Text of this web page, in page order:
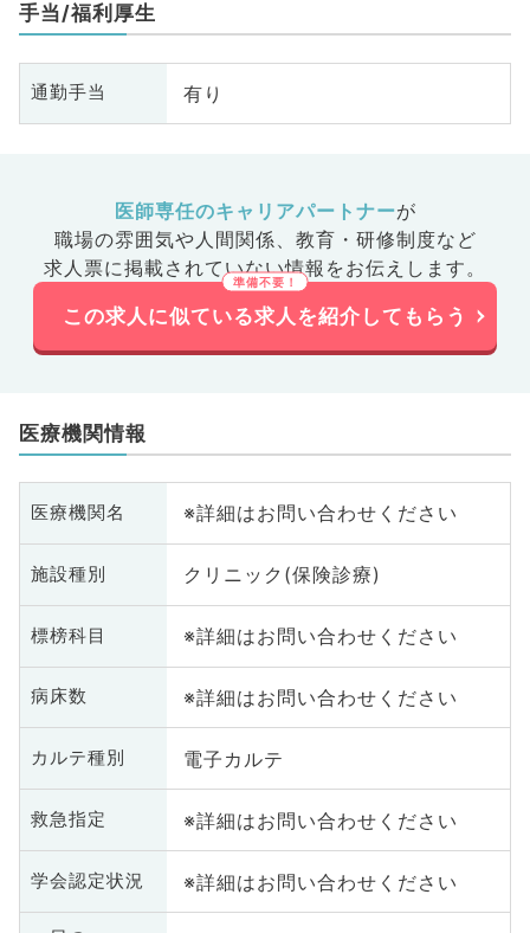
手当/福利厚生
通勤手当 有り
医師専任のキャリアパートナーが
職場の雰囲気や人間関係、 教育・研修制度など
求人票に掲載されていない情報をお伝えします。
この求人に似ている求人を紹介してもらう
医療機関情報
医療機関名 ※詳細はお問い合わせください
施設種別 クリニック(保険診療)
標榜科目 ※詳細はお問い合わせください
病床数 ※詳細はお問い合わせください
カルテ種別 電子カルテ
救急指定 ※詳細はお問い合わせください
学会認定状況 ※詳細はお問い合わせください